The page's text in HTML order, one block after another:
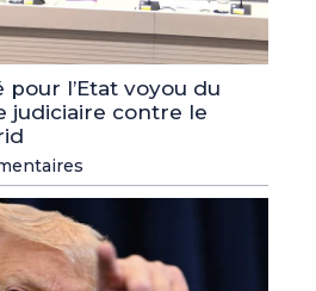
pour l’Etat voyou du
judiciaire contre le